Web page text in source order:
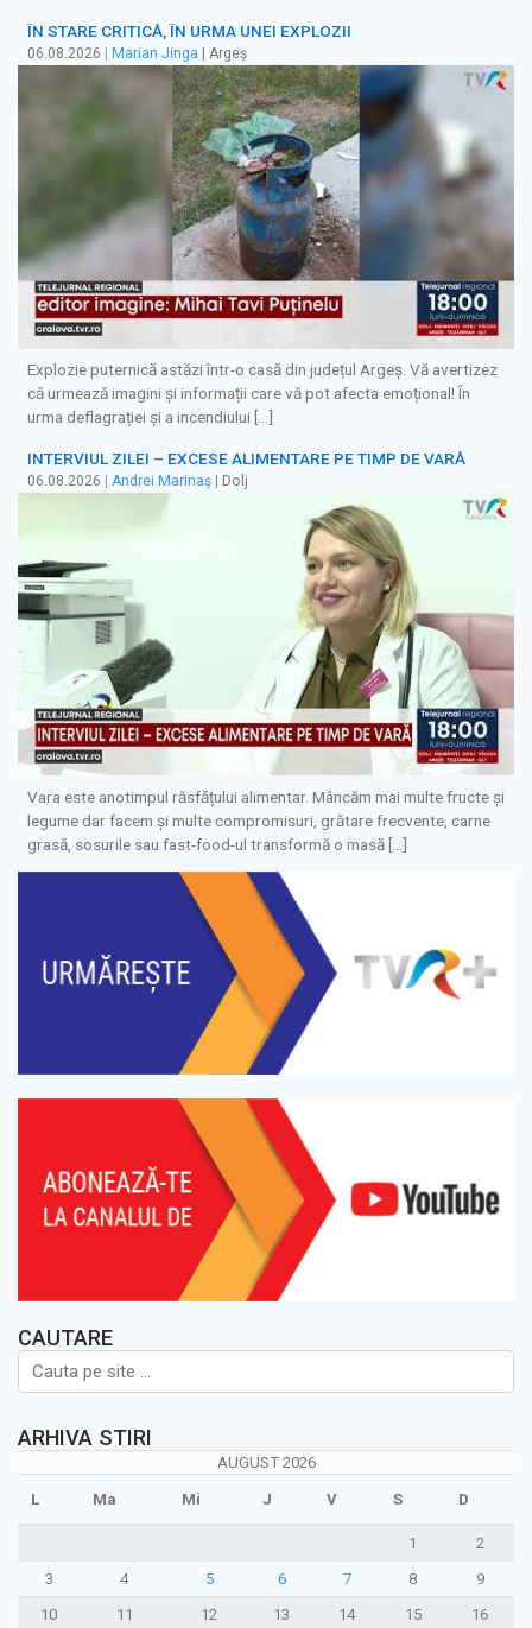
ÎN STARE CRITICĂ, ÎN URMA UNEI EXPLOZII
06.08.2026 Marian Jinga | Argeș
Explozie puternică astăzi într-o casă din județul Argeș. Vă avertizez
că urmează imagini și informații care vă pot afecta emoțional! În
urma deflagrației și a incendiului […]
INTERVIUL ZILEI – EXCESE ALIMENTARE PE TIMP DE VARĂ
06.08.2026 | Andrei Marinaș | Dolj
Vara este anotimpul răsfățului alimentar. Mâncăm mai multe fructe și
legume dar facem și multe compromisuri, grătare frecvente, carne
grasă, sosurile sau fast-food-ul transformă o masă […]
CAUTARE
ARHIVA STIRI
AUGUST 2026
L Ma Mi J V S D
1
2
3
4 5 6 7 8
9
10
11 12 13 14 15
16